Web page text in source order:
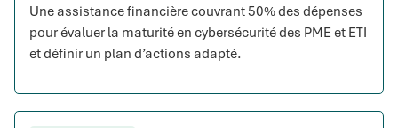
Une assistance financière couvrant 50% des dépenses
pour évaluer la maturité en cybersécurité des PME et ETI
et définir un plan d’actions adapté.